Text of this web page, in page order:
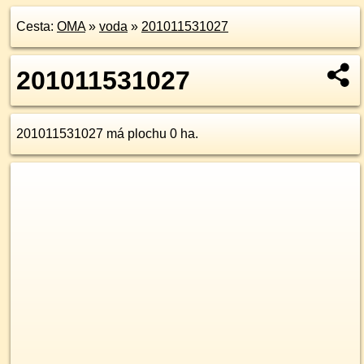
Cesta: OMA» voda » 201011531027
201011531027
201011531027 má plochu 0 ha.